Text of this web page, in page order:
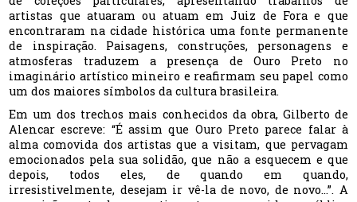
artistas que atuaram ou atuam em Juiz de Fora e que
encontraram na cidade histórica uma fonte permanente
de inspiração. Paisagens, construções, personagens e
atmosferas traduzem a presença de Ouro Preto no
imaginário artístico mineiro e reafirmam seu papel como
um dos maiores símbolos da cultura brasileira.
Em um dos trechos mais conhecidos da obra, Gilberto de
Alencar escreve: “É assim que Ouro Preto parece falar à
alma comovida dos artistas que a visitam, que pervagam
emocionados pela sua solidão, que não a esquecem e que
depois, todos eles, de quando em quando,
irresistivelmente, desejam ir vê-la de novo, de novo...”. A